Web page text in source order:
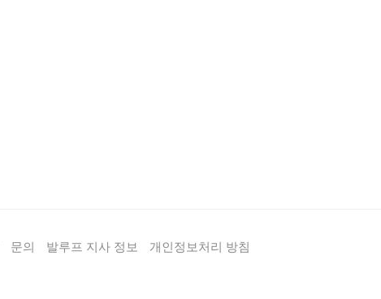
문의 발루프 지사 정보 개인정보처리 방침